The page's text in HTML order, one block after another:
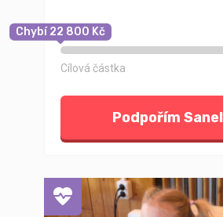
Chybí 22 800 Kč
Cílová částka
Podpořím